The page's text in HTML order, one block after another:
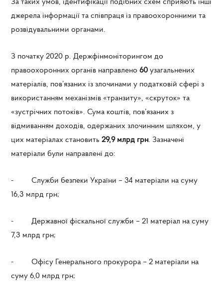
За таких умов, ідентифікації подібних схем сприяють інші
джерела інформації та співпраця із правоохоронними та
розвідувальними органами.
З початку 2020 р. Держфінмоніторингом до
правоохоронних органів направлено60 узагальнених
матеріалів, пов’язаних із злочинами у податковій сфері з
використанням механізмів «транзиту», «скруток» та
«зустрічних потоків». Сума коштів, пов’язаних з
відмиванням доходів, одержаних злочинним шляхом, у
цих матеріалах становить29,9 млрд грн. Зазначені
матеріали були направлені до:
- Служби безпеки України – 34 матеріали на суму
16,3 млрд грн;
- Державної фіскальної служби – 21 матеріал на суму
7,3 млрд грн;
- Офісу Генерального прокурора – 2 матеріали на
суму 6,0 млрд грн;